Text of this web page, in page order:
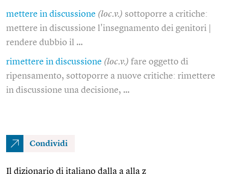
mettere in discussione (loc.v.) sottoporre a critiche:
mettere in discussione l'insegnamento dei genitori |
rendere dubbio il …
rimettere in discussione (loc.v.) fare oggetto di
ripensamento, sottoporre a nuove critiche: rimettere
in discussione una decisione, …
Condividi
Il dizionario di italiano dalla a alla z